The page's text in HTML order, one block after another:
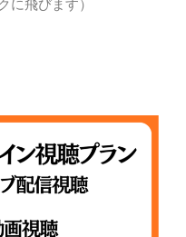
に飛びます）